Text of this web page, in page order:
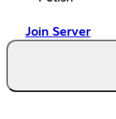
Join Server